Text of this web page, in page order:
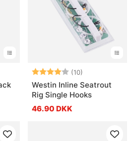
5 stjernerVurdering: (10)
Westin Inline Seatrout
Rig Single Hooks
46.90 DKK